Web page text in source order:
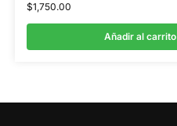
$1,750.00
Añadir al carrito